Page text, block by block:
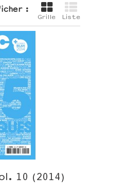
:
Grille Liste
10 (2014)